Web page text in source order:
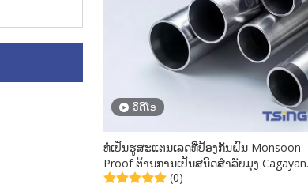
ວິດີໂອ
ທໍ່ເປັນຮູສະແຕນເລດທີ່ປ້ອງກັນຝົນ Monsoon-
Proof ຕ້ານການເປັນສນິດສໍາລັບມຸງ Cagayan
Valley
(0)